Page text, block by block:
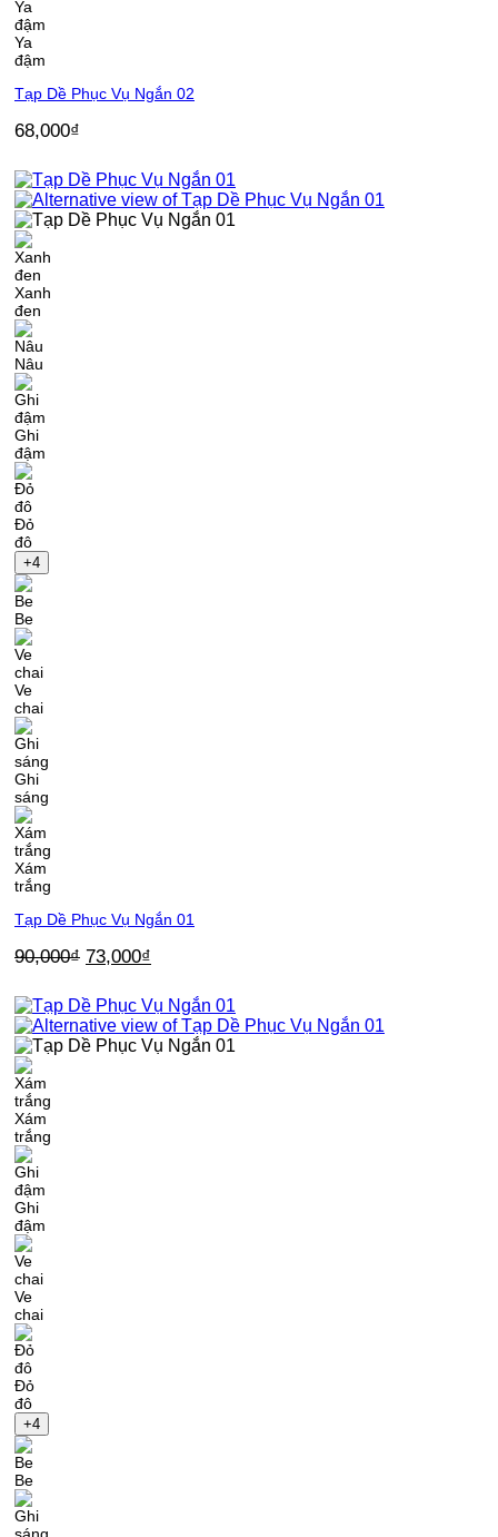
Ya
đậm
Tạp Dề Phục Vụ Ngắn 02
68,000₫
Xanh
đen
Nâu
Ghi
đậm
Đỏ
đô
+4
Be
Ve
chai
Ghi
sáng
Xám
trắng
Tạp Dề Phục Vụ Ngắn 01
90,000₫ Giá
là:
90,000₫.
73,000₫
tại
là:
73,000₫.
Xám
trắng
Ghi
đậm
Ve
chai
Đỏ
đô
+4
Be